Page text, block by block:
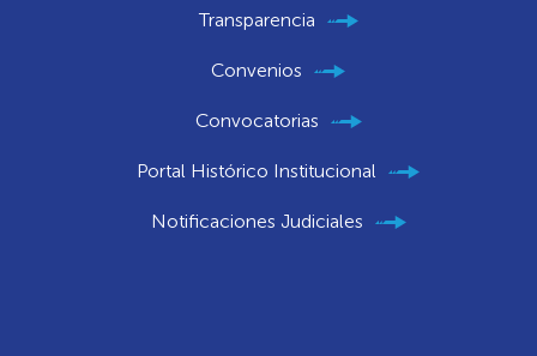
Transparencia
Convenios
Convocatorias
Portal Histórico Institucional
Notificaciones Judiciales